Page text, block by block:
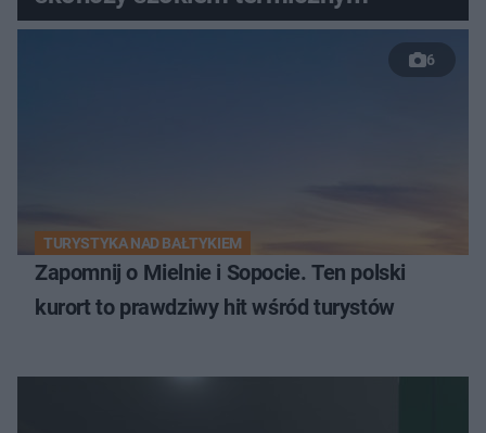
6
TURYSTYKA NAD BAŁTYKIEM
Zapomnij o Mielnie i Sopocie. Ten polski
kurort to prawdziwy hit wśród turystów